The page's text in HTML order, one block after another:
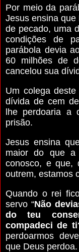
Por meio da
Jesus ensina
de pecado, uma
condições de
parábola devia
60 milhões de
cancelou sua
Um colega
dívida de cem
lhe perdoaria a
prisão.
Jesus ensina
maior do que a
conosco, e que,
outrem, estamos
Quando o rei
servo “Não
do teu
compadeci de
perdoarmos
que Deus perdoa.